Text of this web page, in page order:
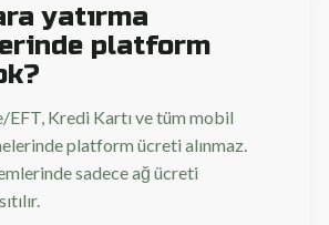
yatırma
platform
EFT, Kredi Kartı ve tüm mobil
platform ücreti alınmaz.
sadece ağ ücreti